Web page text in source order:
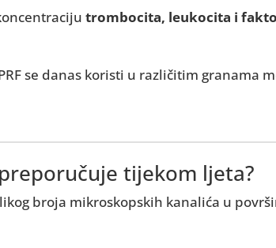
trombocita, leukocita i
se danas koristi u različitim granama
tijekom ljeta?
broja mikroskopskih kanalića u